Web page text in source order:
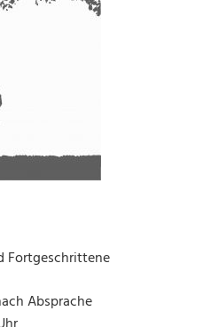
Fortgeschrittene
Absprache